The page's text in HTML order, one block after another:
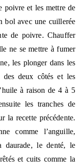
poivre et les mettre de
bol avec une cuillerée
de poivre. Chauffer
ne se mettre à fumer
les plonger dans les
des deux côtés et les
à raison de 4 à 5
les tranches de
la recette précédente.
comme l’anguille,
daurade, le denté, le
et cuits comme la